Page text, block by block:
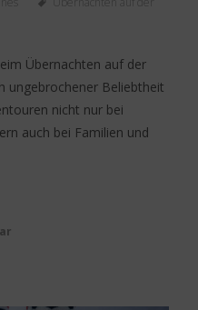
Übernachten auf der
ungebrochener Beliebtheit
nicht nur bei
auch bei Familien und